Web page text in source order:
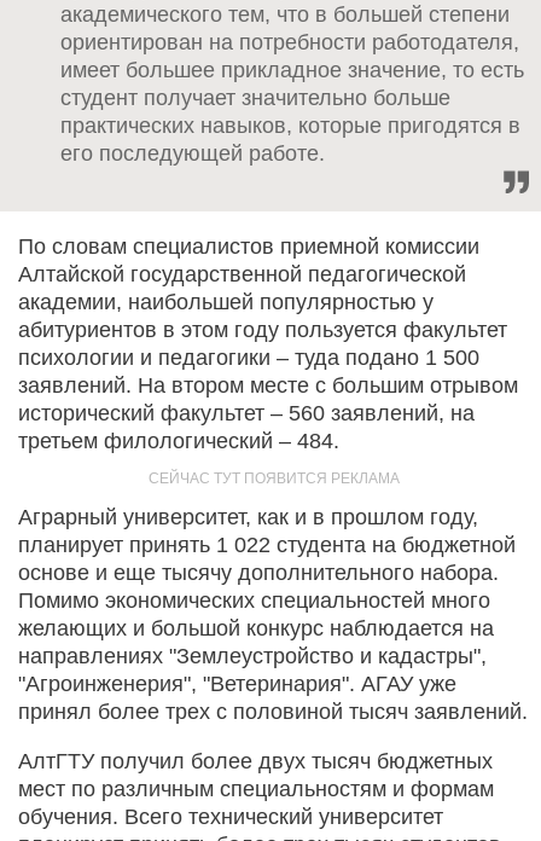
академического тем, что в большей степени
ориентирован на потребности работодателя,
имеет большее прикладное значение, то есть
студент получает значительно больше
практических навыков, которые пригодятся в
его последующей работе.
По словам специалистов приемной комиссии
Алтайской государственной педагогической
академии, наибольшей популярностью у
абитуриентов в этом году пользуется факультет
психологии и педагогики – туда подано 1 500
заявлений. На втором месте с большим отрывом
исторический факультет – 560 заявлений, на
третьем филологический – 484.
Аграрный университет, как и в прошлом году,
планирует принять 1 022 студента на бюджетной
основе и еще тысячу дополнительного набора.
Помимо экономических специальностей много
желающих и большой конкурс наблюдается на
направлениях "Землеустройство и кадастры",
"Агроинженерия", "Ветеринария". АГАУ уже
принял более трех с половиной тысяч заявлений.
АлтГТУ получил более двух тысяч бюджетных
мест по различным специальностям и формам
обучения. Всего технический университет